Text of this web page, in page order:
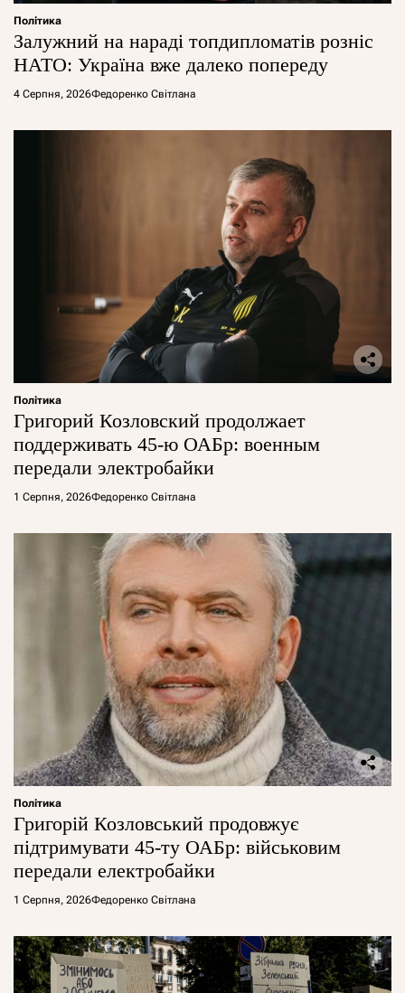
Політика
Залужний на нараді топдипломатів розніс
НАТО: Україна вже далеко попереду
4 Серпня, 2026Федоренко Світлана
Політика
Григорий Козловский продолжает
поддерживать 45-ю ОАБр: военным
передали электробайки
1 Серпня, 2026Федоренко Світлана
Політика
Григорій Козловський продовжує
підтримувати 45-ту ОАБр: військовим
передали електробайки
1 Серпня, 2026Федоренко Світлана